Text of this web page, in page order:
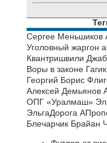
Сергее Меньшиков
Уголовный жаргон
Квантришвили
Воры в законе
Георгий Борис
Алексей Демьянов
ОПГ «Уралмаш»
ЭльгаДорога
Блечарчик Брайан